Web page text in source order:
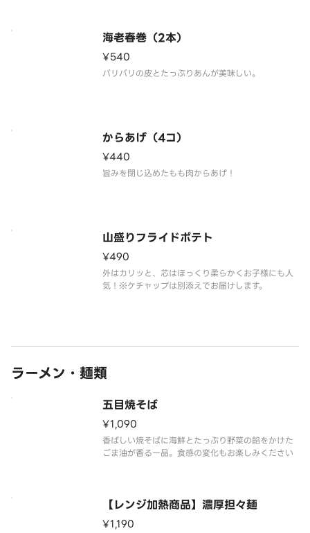
海老春巻（2本）
¥540
パリパリの皮とたっぷりあんが美味しい。
からあげ（4コ）
¥440
旨みを閉じ込めたもも肉からあげ！
山盛りフライドポテト
¥490
外はカリッと、芯はほっくり柔らかくお子様にも人
気！※ケチャップは別添えでお届けします。
ラーメン・麺類
五目焼そば
¥1,090
香ばしい焼そばに海鮮とたっぷり野菜の餡をかけた
ごま油が香る一品。食感の変化もお楽しみください
【レンジ加熱商品】濃厚担々麺
¥1,190